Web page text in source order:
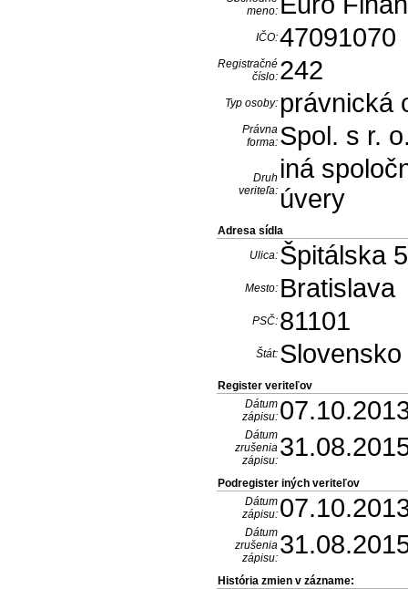
meno:
IČO:47091070
Registračné
číslo: 242
Typ osoby: právnická
Právna
forma: Spol. s r.
Druh
veriteľa:
iná
úvery
Adresa sídla
Ulica: Špitálska
Mesto: Bratislava
PSČ: 81101
Štát: Slovensko
Register veriteľov
Dátum
zápisu:
Dátum
zrušenia
zápisu:
Podregister iných veriteľov
Dátum
zápisu:
Dátum
zrušenia
zápisu:
História zmien v zázname: